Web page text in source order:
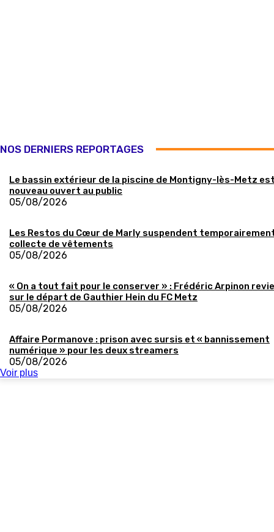
NOS DERNIERS REPORTAGES
Le bassin extérieur de la piscine de Montigny-lès-Metz
nouveau ouvert au public
05/08/2026
Les Restos du Cœur de Marly suspendent
collecte de vêtements
05/08/2026
« On a tout fait pour le conserver » : Frédéric Arpinon
sur le départ de Gauthier Hein du FC Metz
05/08/2026
Affaire Pormanove : prison avec sursis et « bannissement
numérique » pour les deux streamers
05/08/2026
Voir plus